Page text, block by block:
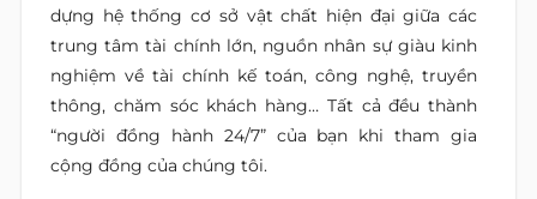
dựng hệ thống cơ sở vật chất hiện đại giữa các
trung tâm tài chính lớn, nguồn nhân sự giàu kinh
nghiệm về tài chính kế toán, công nghệ, truyền
thông, chăm sóc khách hàng… Tất cả đều thành
“người đồng hành 24/7” của bạn khi tham gia
cộng đồng của chúng tôi.